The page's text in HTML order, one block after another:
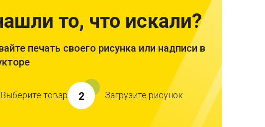
то, что искали?
печать своего рисунка или надписи в
Выберите товар 2 Загрузите рисунок